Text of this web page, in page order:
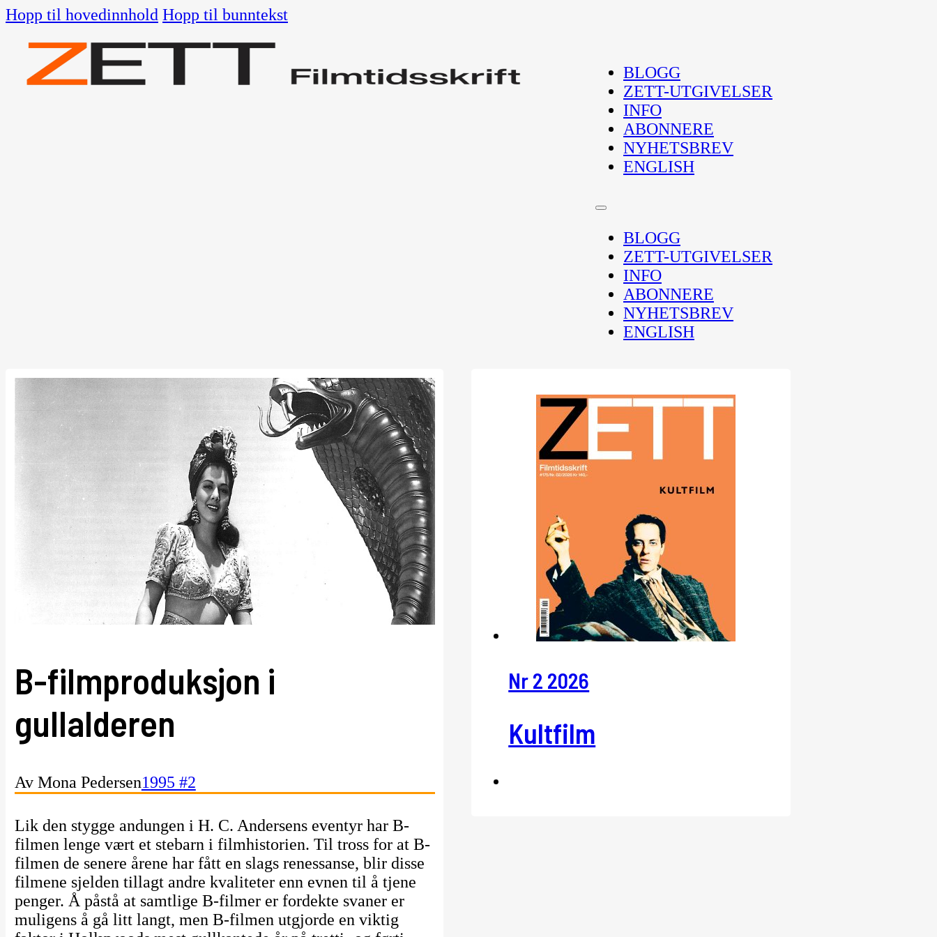
Hopp til hovedinnhold Hopp til bunntekst
BLOGG
ZETT-UTGIVELSER
INFO
ABONNERE
NYHETSBREV
ENGLISH
BLOGG
ZETT-UTGIVELSER
INFO
ABONNERE
NYHETSBREV
ENGLISH
B-filmproduksjon i
gullalderen
Av Mona Pedersen1995 #2
Lik den stygge andungen i H. C. Andersens eventyr har B-
filmen lenge vært et stebarn i filmhistorien. Til tross for at B-
filmen de senere årene har fått en slags renessanse, blir disse
filmene sjelden tillagt andre kvaliteter enn evnen til å tjene
penger. Å påstå at samtlige B-filmer er fordekte svaner er
muligens å gå litt langt, men B-filmen utgjorde en viktig
Nr 2 2026
Kultfilm